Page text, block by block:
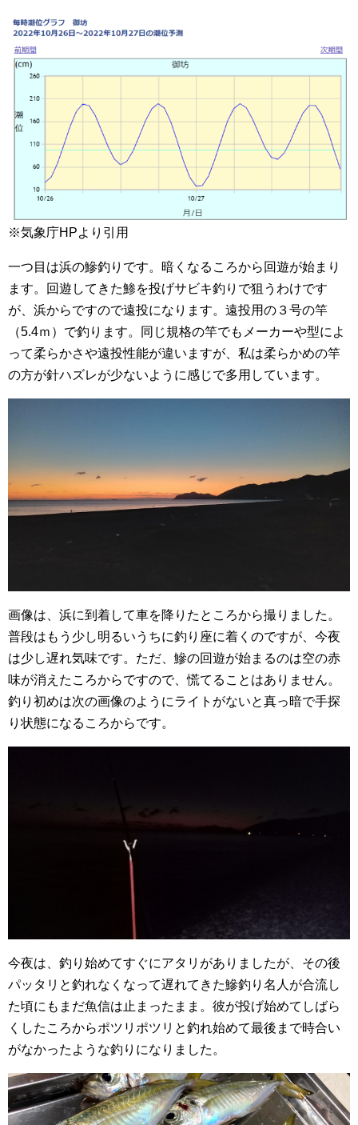
※気象庁HPより引用
一つ目は浜の鰺釣りです。暗くなるころから回遊が始まり
ます。回遊してきた鯵を投げサビキ釣りで狙うわけです
が、浜からですので遠投になります。遠投用の３号の竿
（5.4ｍ）で釣ります。同じ規格の竿でもメーカーや型によ
って柔らかさや遠投性能が違いますが、私は柔らかめの竿
の方が針ハズレが少ないように感じで多用しています。
画像は、浜に到着して車を降りたところから撮りました。
普段はもう少し明るいうちに釣り座に着くのですが、今夜
は少し遅れ気味です。ただ、鰺の回遊が始まるのは空の赤
味が消えたころからですので、慌てることはありません。
釣り初めは次の画像のようにライトがないと真っ暗で手探
り状態になるころからです。
今夜は、釣り始めてすぐにアタリがありましたが、その後
パッタリと釣れなくなって遅れてきた鰺釣り名人が合流し
た頃にもまだ魚信は止まったまま。彼が投げ始めてしばら
くしたころからポツリポツリと釣れ始めて最後まで時合い
がなかったような釣りになりました。